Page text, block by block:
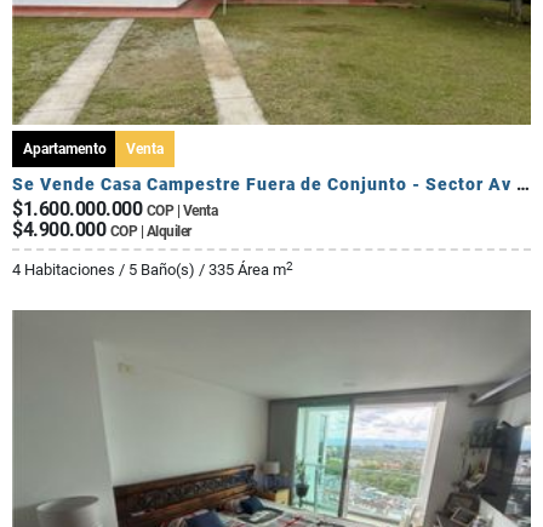
Apartamento Venta
Se Vende Casa Campestre Fuera de Conjunto - Sector Av Centenario
$1.600.000.000 COP | Venta
$4.900.000 COP | Alquiler
4 Habitaciones / 5 Baño(s) / 335 Área m2